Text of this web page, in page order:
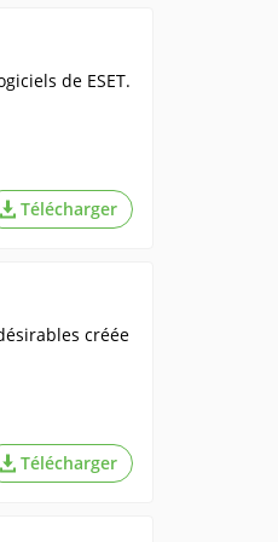
de ESET.
Télécharger
créée
Télécharger